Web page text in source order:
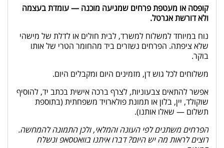
קופסה או מעטפת פרחים שמגיעה מוכנה — עומדת בעצמה
ולא דורשת אגרטל.
נוח במיוחד למשלוח למשרד, לבית חולים או לדלת של מישהי
שלא ציפתה. הפרחים נשזרים ביד מהחומר הטרי של אותו
בוקר.
משלוחים לכל גוש דן, מזמינים היום ומקבלים היום.
אפשר להתאים צבעוניות, לצרף ברכה אישית בכתב יד, להוסיף
שוקולד, יין, בלון או תמונת פולארויד משפחתית (בתוספת
תשלום — שאלו אותנו).
הפרחים משתנים לפי העונה והמלאי, ולכן התמונה להמחשה.
רוצים לראות מה יש היום? דברו איתנו בוואטסאפ ונשלח